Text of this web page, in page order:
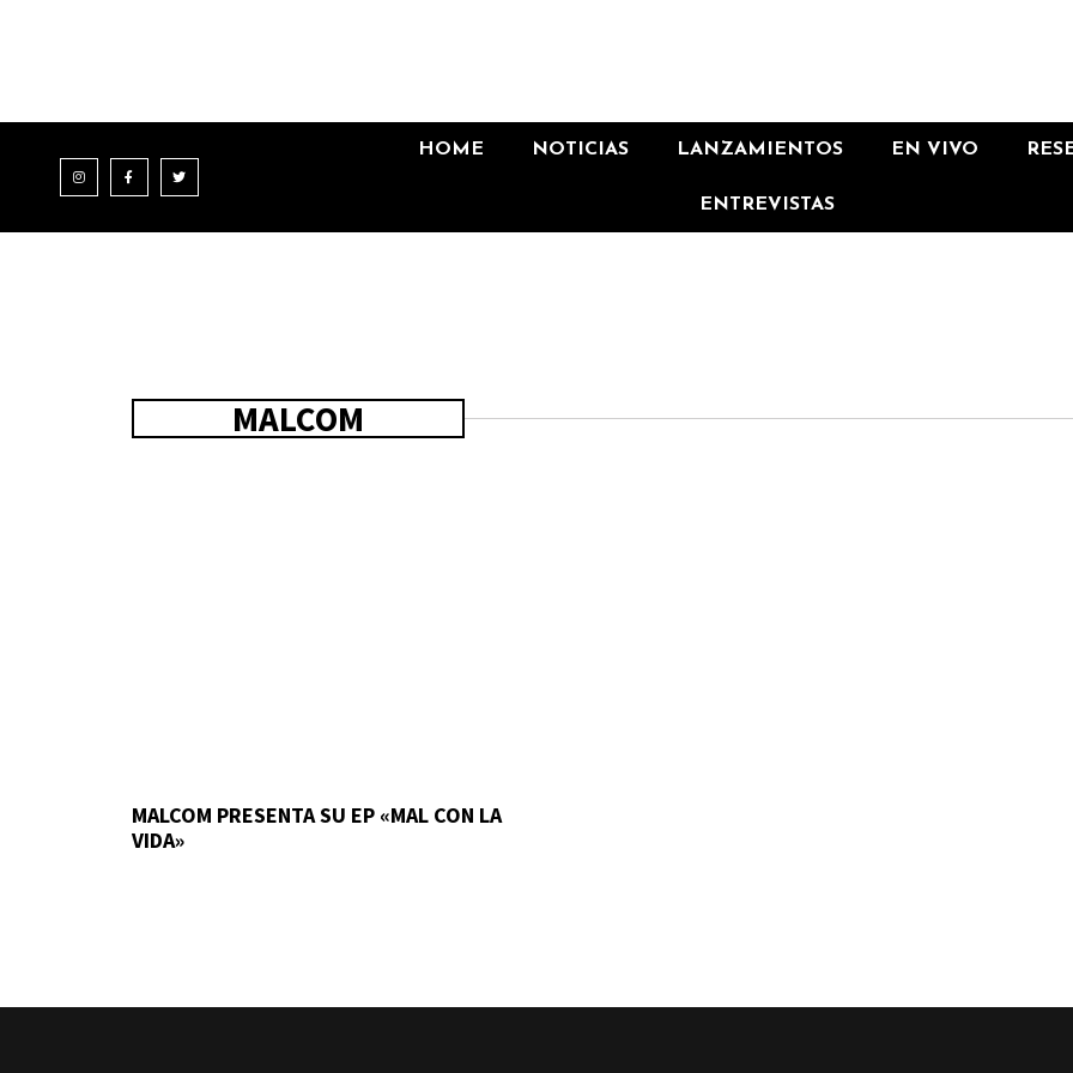
HOME NOTICIAS LANZAMIENTOS EN VIVO
ENTREVISTAS
MALCOM
MALCOM PRESENTA SU EP «MAL CON LA
VIDA»